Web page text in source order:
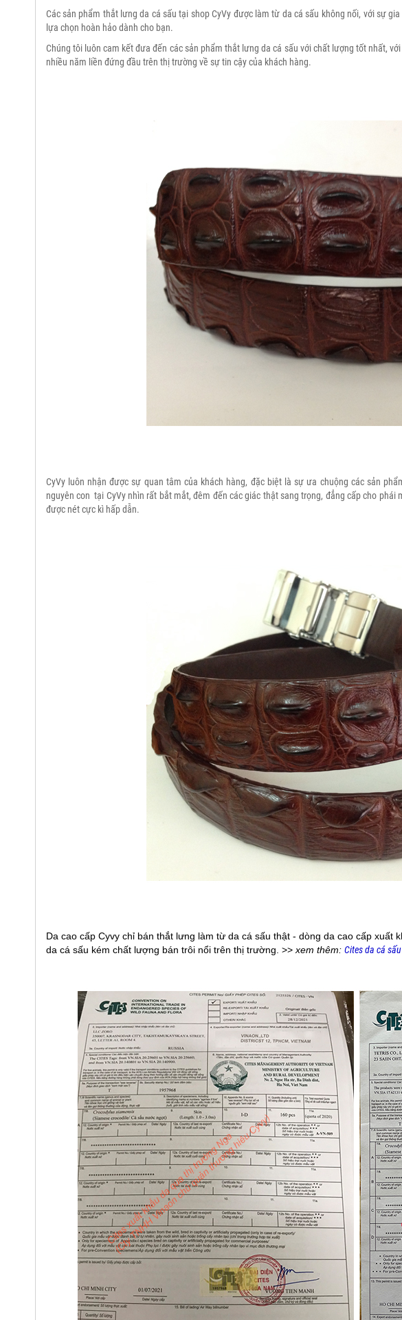
Các sản phẩm thắt lưng da cá sấu tại shop CyVy được làm từ da cá sấu không nối, với sự
lựa chọn hoàn hảo dành cho bạn.
Chúng tôi luôn cam kết đưa đến các sản phẩm thắt lưng da cá sấu với chất lượng tốt nhất,
nhiều năm liền đứng đầu trên thị trường về sự tin cậy của khách hàng.
CyVy luôn nhận được sự quan tâm của khách hàng, đặc biệt là sự ưa chuộng các sản
nguyên con tại CyVy nhìn rất bắt mắt, đêm đến các giác thật sang trọng, đẳng cấp cho
được nét cực kì hấp dẫn.
Da cao cấp Cyvy chỉ bán thắt lưng làm từ da cá sấu thật - dòng da cao cấp xuất
da cá sấu kém chất lượng bán trôi nổi trên thị trường. >> xem thêm: Cites da cá